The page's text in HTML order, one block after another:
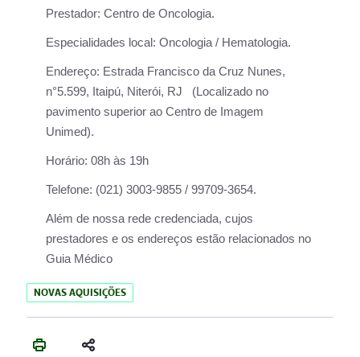
Prestador: Centro de Oncologia.
Especialidades local: Oncologia / Hematologia.
Endereço: Estrada Francisco da Cruz Nunes,
n°5.599, Itaipú, Niterói, RJ (Localizado no
pavimento superior ao Centro de Imagem
Unimed).
Horário: 08h às 19h
Telefone: (021) 3003-9855 / 99709-3654.
Além de nossa rede credenciada, cujos
prestadores e os endereços estão relacionados no
Guia Médico
NOVAS AQUISIÇÕES